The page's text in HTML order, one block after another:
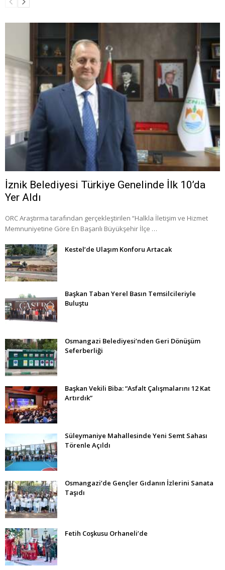
İznik Belediyesi Türkiye Genelinde İlk 10’da
Yer Aldı
ORC Araştırma tarafından gerçekleştirilen “Halkla İletişim ve Hizmet
Memnuniyetine Göre En Başarılı Büyükşehir İlçe …
Kestel’de Ulaşım Konforu Artacak
Başkan Taban Yerel Basın Temsilcileriyle
Buluştu
Osmangazi Belediyesi’nden Geri Dönüşüm
Seferberliği
Başkan Vekili Biba: “Asfalt Çalışmalarını 12 Kat
Artırdık”
Süleymaniye Mahallesinde Yeni Semt Sahası
Törenle Açıldı
Osmangazi’de Gençler Gıdanın İzlerini Sanata
Taşıdı
Fetih Coşkusu Orhaneli’de